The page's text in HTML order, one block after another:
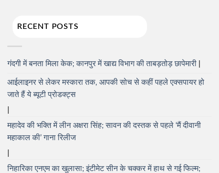
RECENT POSTS
गंदगी में बनता मिला केक; कानपुर में खाद्य विभाग की ताबड़तोड़ छापेमारी
आईलाइनर से लेकर मस्कारा तक, आपकी सोच से कहीं पहले एक्सपायर हो
जाते हैं ये ब्यूटी प्रोडक्ट्स
महादेव की भक्ति में लीन अक्षरा सिंह; सावन की दस्तक से पहले ‘मैं दीवानी
महाकाल की’ गाना रिलीज
निहारिका एनएम का खुलासा; इंटीमेट सीन के चक्कर में हाथ से गई फिल्म;